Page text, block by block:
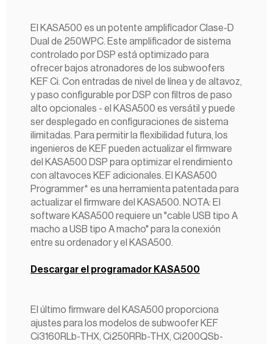
El KASA500 es un potente amplificador Clase-D
Dual de 250WPC. Este amplificador de sistema
controlado por DSP está optimizado para
ofrecer bajos atronadores de los subwoofers
KEF Ci. Con entradas de nivel de línea y de altavoz,
y paso configurable por DSP con filtros de paso
alto opcionales - el KASA500 es versátil y puede
ser desplegado en configuraciones de sistema
ilimitadas. Para permitir la flexibilidad futura, los
ingenieros de KEF pueden actualizar el firmware
del KASA500 DSP para optimizar el rendimiento
con altavoces KEF adicionales. El KASA500
Programmer* es una herramienta patentada para
actualizar el firmware del KASA500. NOTA: El
software KASA500 requiere un "cable USB tipo A
macho a USB tipo A macho" para la conexión
entre su ordenador y el KASA500.
Descargar el programador KASA500
El último firmware del KASA500 proporciona
ajustes para los modelos de subwoofer KEF
Ci3160RLb-THX, Ci250RRb-THX, Ci200QSb-